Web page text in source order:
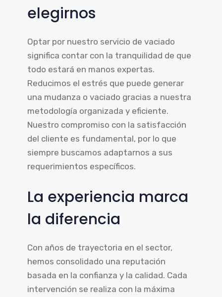
elegirnos
Optar por nuestro servicio de vaciado
significa contar con la tranquilidad de que
todo estará en manos expertas.
Reducimos el estrés que puede generar
una mudanza o vaciado gracias a nuestra
metodología organizada y eficiente.
Nuestro compromiso con la satisfacción
del cliente es fundamental, por lo que
siempre buscamos adaptarnos a sus
requerimientos específicos.
La experiencia marca
la diferencia
Con años de trayectoria en el sector,
hemos consolidado una reputación
basada en la confianza y la calidad. Cada
intervención se realiza con la máxima